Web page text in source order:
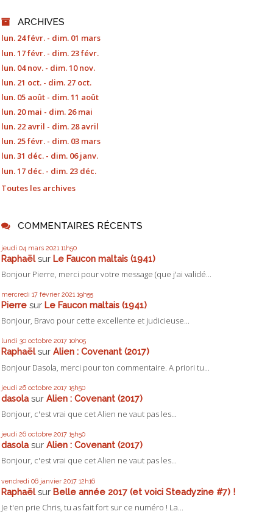
ARCHIVES
lun. 24 févr. - dim. 01 mars
lun. 17 févr. - dim. 23 févr.
lun. 04 nov. - dim. 10 nov.
lun. 21 oct. - dim. 27 oct.
lun. 05 août - dim. 11 août
lun. 20 mai - dim. 26 mai
lun. 22 avril - dim. 28 avril
lun. 25 févr. - dim. 03 mars
lun. 31 déc. - dim. 06 janv.
lun. 17 déc. - dim. 23 déc.
Toutes les archives
COMMENTAIRES RÉCENTS
jeudi 04 mars 2021 11h50
Raphaëlsur Le Faucon maltais (1941)
Bonjour Pierre, merci pour votre message (que j'ai validé...
mercredi 17 février 2021 19h55
Pierre sur Le Faucon maltais (1941)
Bonjour, Bravo pour cette excellente et judicieuse...
lundi 30 octobre 2017 10h05
Raphaëlsur Alien : Covenant (2017)
Bonjour Dasola, merci pour ton commentaire. A priori tu...
jeudi 26 octobre 2017 15h50
dasolasur Alien : Covenant (2017)
Bonjour, c'est vrai que cet Alien ne vaut pas les...
jeudi 26 octobre 2017 15h50
dasolasur Alien : Covenant (2017)
Bonjour, c'est vrai que cet Alien ne vaut pas les...
vendredi 06 janvier 2017 12h16
Raphaëlsur Belle année 2017 (et voici Steadyzine #7) !
Je t'en prie Chris, tu as fait fort sur ce numéro ! La...